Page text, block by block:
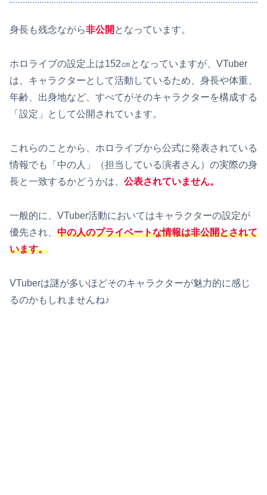
身長も残念ながら非公開 となっています。
ホロライブの設定上は152㎝となっていますが、VTuber
は、キャラクターとして活動しているため、身長や体重、
年齢、出身地など、すべてがそのキャラクターを構成する
「設定」として公開されています。
これらのことから、ホロライブから公式に発表されている
情報でも「中の人」（担当している演者さん）の実際の身
長と一致するかどうかは、 公表されていません。
一般的に、VTuber活動においてはキャラクターの設定が
優先され、 中の人のプライベートな情報は非公開とされて
います。
VTuberは謎が多いほどそのキャラクターが魅力的に感じ
るのかもしれませんね♪